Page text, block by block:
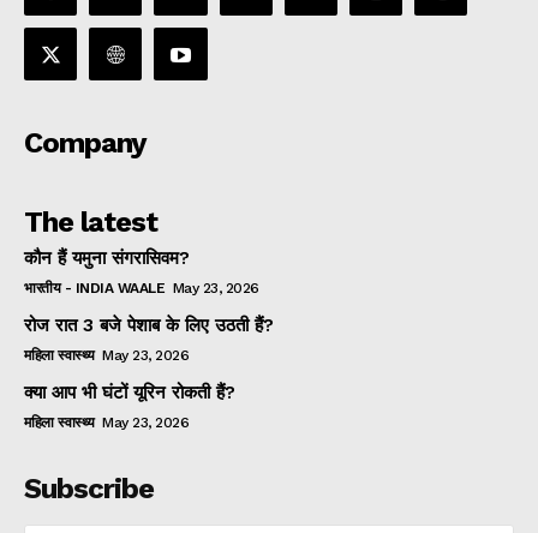
Company
The latest
कौन हैं यमुना संगरासिवम?
भारतीय - INDIA WAALE May 23, 2026
रोज रात 3 बजे पेशाब के लिए उठती हैं?
महिला स्वास्थ्य May 23, 2026
क्या आप भी घंटों यूरिन रोकती हैं?
महिला स्वास्थ्य May 23, 2026
Subscribe